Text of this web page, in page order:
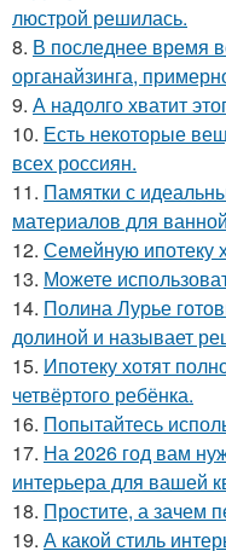
люстрой решилась.
8. В последнее время
органайзинга,
9. А надолго хватит
10. Есть некоторые
всех россиян.
11. Памятки с
материалов для
12. Семейную ипотеку
13. Можете
14. Полина Лурье
долиной и называет
15. Ипотеку хотят
четвёртого ребёнка.
16. Попытайтесь
17. На 2026 год вам
интерьера для вашей
18. Простите, а зачем
19. А какой стиль